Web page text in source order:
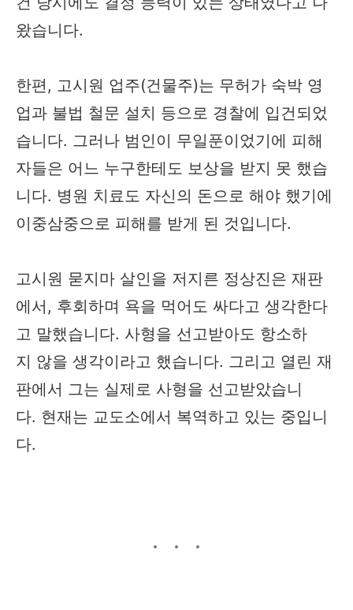
왔습니다.
한편, 고시원 업주(건물주)는 무허가 숙박 영
업과 불법 철문 설치 등으로 경찰에 입건되었
습니다. 그러나 범인이 무일푼이었기에 피해
자들은 어느 누구한테도 보상을 받지 못 했습
니다. 병원 치료도 자신의 돈으로 해야 했기에
이중삼중으로 피해를 받게 된 것입니다.
고시원 묻지마 살인을 저지른 정상진은 재판
에서, 후회하며 욕을 먹어도 싸다고 생각한다
고 말했습니다. 사형을 선고받아도 항소하
지 않을 생각이라고 했습니다. 그리고 열린 재
판에서 그는 실제로 사형을 선고받았습니
다. 현재는 교도소에서 복역하고 있는 중입니
다. ​